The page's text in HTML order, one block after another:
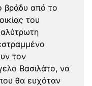
βράδυ από το
του
τον
Βασιλάτο, να
θα ευχόταν